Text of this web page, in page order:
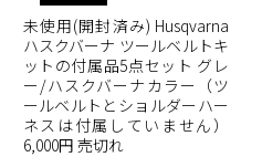
未使用(開封済み) Husqvarna
ハスクバーナ ツールベルトキ
ットの付属品5点セット グレ
ー/ハスクバーナカラー（ツ
ールベルトとショルダーハー
ネスは付属していません）
6,000円 売切れ